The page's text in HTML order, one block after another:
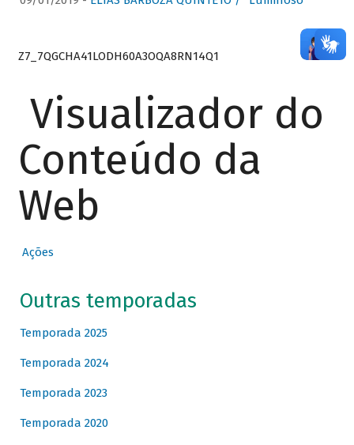
Z7_7QGCHA41LODH60A3OQA8RN14Q1
Visualizador do
Conteúdo da
Web
Ações
Outras temporadas
Temporada 2025
Temporada 2024
Temporada 2023
Temporada 2020